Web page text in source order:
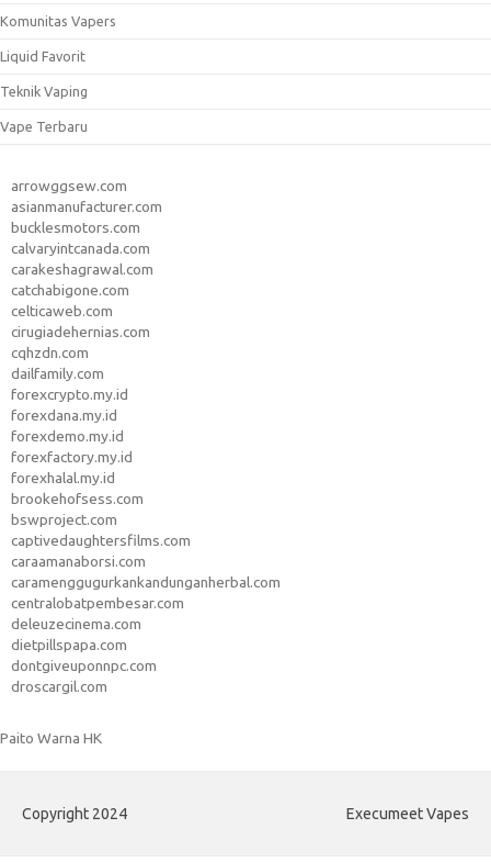
Komunitas Vapers
Liquid Favorit
Teknik Vaping
Vape Terbaru
arrowggsew.com
asianmanufacturer.com
bucklesmotors.com
calvaryintcanada.com
carakeshagrawal.com
catchabigone.com
celticaweb.com
cirugiadehernias.com
cqhzdn.com
dailfamily.com
forexcrypto.my.id
forexdana.my.id
forexdemo.my.id
forexfactory.my.id
forexhalal.my.id
brookehofsess.com
bswproject.com
captivedaughtersfilms.com
caraamanaborsi.com
caramenggugurkankandunganherbal.com
centralobatpembesar.com
deleuzecinema.com
dietpillspapa.com
dontgiveuponnpc.com
droscargil.com
Paito Warna HK
Copyright 2024 Execumeet Vapes